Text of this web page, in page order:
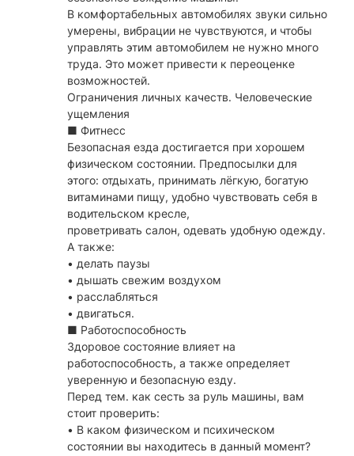
В комфортабельных автомобилях звуки сильно
умерены, вибрации не чувствуются, и чтобы
управлять этим автомобилем не нужно много
труда. Это может привести к переоценке
возможностей.
Ограничения личных качеств. Человеческие
ущемления
■ Фитнесс
Безопасная езда достигается при хорошем
физическом состоянии. Предпосылки для
этого: отдыхать, принимать лёгкую, богатую
витаминами пищу, удобно чувствовать себя в
водительском кресле,
проветривать салон, одевать удобную одежду.
А также:
• делать паузы
• дышать свежим воздухом
• расслабляться
• двигаться.
■ Работоспособность
Здоровое состояние влияет на
работоспособность, а также определяет
уверенную и безопасную езду.
Перед тем. как сесть за руль машины, вам
стоит проверить:
• В каком физическом и психическом
состоянии вы находитесь в данный момент?